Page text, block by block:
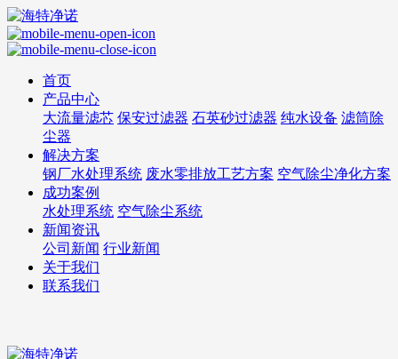
首页
产品中心
大流量滤芯 保安过滤器 石英砂过滤器 纯水设备 滤筒除
尘器
解决方案
钢厂水处理系统 废水零排放工艺方案 空气除尘净化方案
成功案例
水处理系统 空气除尘系统
新闻资讯
公司新闻 行业新闻
关于我们
联系我们